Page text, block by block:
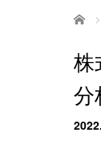
ホーム
株
分